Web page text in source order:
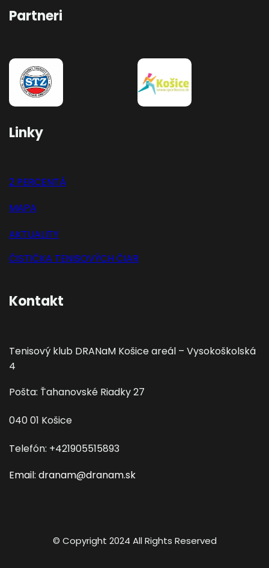
Partneri
Linky
2 PERCENTÁ
MAPA
AKTUALITY
ČISTIČKA TENISOVÝCH ČIAR
Kontakt
Tenisový klub DRANaM Košice areál – Vysokoškolská
4
Pošta: Ťahanovské Riadky 27
040 01 Košice
Telefón: +421905515893
Email: dranam@dranam.sk
© Copyright 2024 All Rights Reserved